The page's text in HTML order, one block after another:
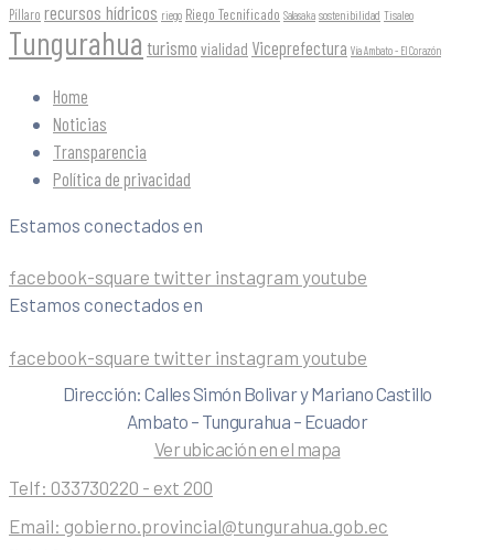
Píllaro recursos hídricos riego Riego Tecnificado Salasaka sostenibilidad Tisaleo
Tungurahua turismo vialidad Viceprefectura Vía Ambato - El Corazón
Home
Noticias
Transparencia
Política de privacidad
Estamos conectados en
facebook-square twitter instagram youtube
Estamos conectados en
facebook-square twitter instagram youtube
Dirección: Calles Simón Bolivar y Mariano Castillo
Ambato – Tungurahua – Ecuador
Ver ubicación en el mapa
Telf: 033730220 - ext 200
Email: gobierno.provincial@tungurahua.gob.ec